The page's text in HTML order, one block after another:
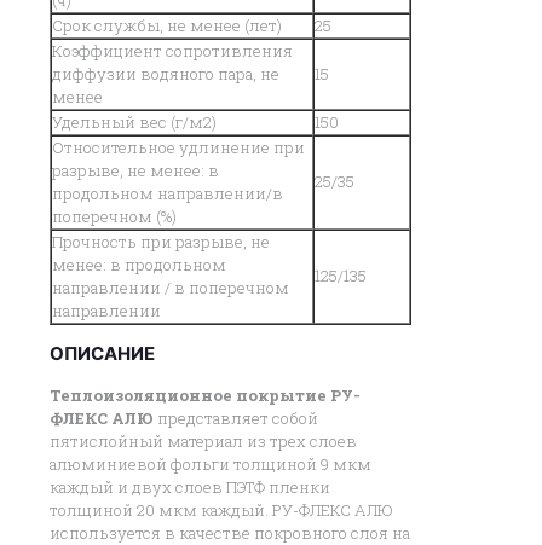
Срок службы, не менее (лет)
25
Коэффициент сопротивления
диффузии водяного пара, не
менее
15
Удельный вес (г/м2)
150
Относительное удлинение при
разрыве, не менее: в
продольном направлении/в
поперечном (%)
25/35
Прочность при разрыве, не
менее: в продольном
направлении / в поперечном
направлении
125/135
ОПИСАНИЕ
Теплоизоляционное покрытие РУ-
ФЛЕКС АЛЮ представляет собой
пятислойный материал из трех слоев
алюминиевой фольги толщиной 9 мкм
каждый и двух слоев ПЭТФ пленки
толщиной 20 мкм каждый. РУ-ФЛЕКС АЛЮ
используется в качестве покровного слоя на